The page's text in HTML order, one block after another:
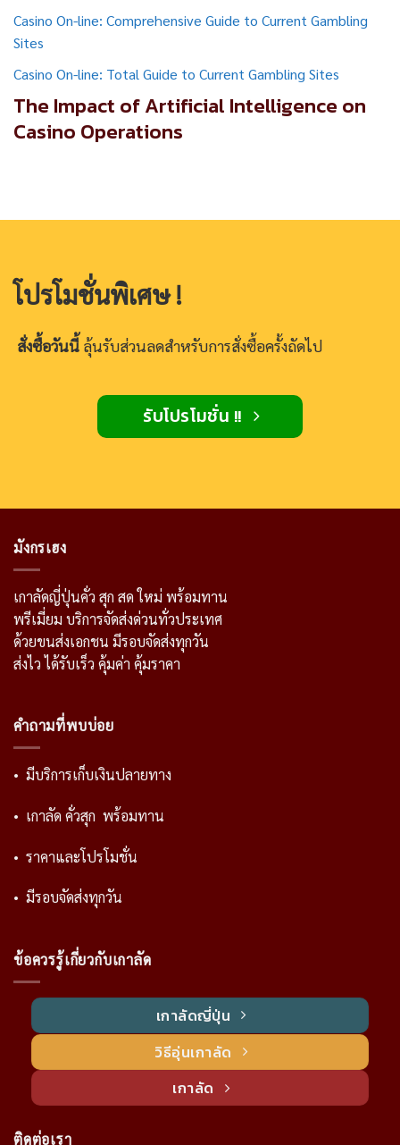
Casino On-line: Comprehensive Guide to Current Gambling
Sites
Casino On-line: Total Guide to Current Gambling Sites
The Impact of Artificial Intelligence on
Casino Operations
โปรโมชั่นพิเศษ !
สั่งซื้อวันนี้ ลุ้นรับส่วนลดสำหรับการสั่งซื้อครั้งถัดไป
รับโปรโมชั่น !!
มังกรเฮง
เกาลัดญี่ปุ่นคั่ว สุก สด ใหม่ พร้อมทาน
พรีเมี่ยม บริการจัดส่งด่วนทั่วประเทศ
ด้วยขนส่งเอกชน มีรอบจัดส่งทุกวัน
ส่งไว ได้รับเร็ว คุ้มค่า คุ้มราคา
คำถามที่พบบ่อย
• มีบริการเก็บเงินปลายทาง
• เกาลัด คั่วสุก พร้อมทาน
• ราคาและโปรโมชั่น
• มีรอบจัดส่งทุกวัน
ข้อควรรู้เกี่ยวกับเกาลัด
เกาลัดญี่ปุ่น
วิธีอุ่นเกาลัด
เกาลัด
ติดต่อเรา